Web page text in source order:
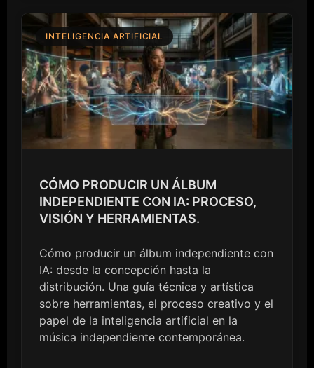
INTELIGENCIA ARTIFICIAL
CÓMO PRODUCIR UN ÁLBUM
INDEPENDIENTE CON IA: PROCESO,
VISIÓN Y HERRAMIENTAS.
Cómo producir un álbum independiente con
IA: desde la concepción hasta la
distribución. Una guía técnica y artística
sobre herramientas, el proceso creativo y el
papel de la inteligencia artificial en la
música independiente contemporánea.